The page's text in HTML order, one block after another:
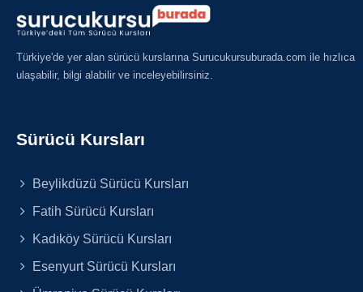
Türkiye'de yer alan sürücü kurslarına Surucukursuburada.com ile hızlıca
ulaşabilir, bilgi alabilir ve inceleyebilirsiniz.
Sürücü Kursları
Beylikdüzü Sürücü Kursları
Fatih Sürücü Kursları
Kadıköy Sürücü Kursları
Esenyurt Sürücü Kursları